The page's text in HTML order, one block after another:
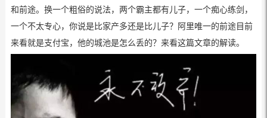
和前途。换一个粗俗的说法，两个霸主都有儿子，一个痴心练剑，
一个不太专心，你说是比家产多还是比儿子？阿里唯一的前途目前
来看就是支付宝，他的城池是怎么丢的？来看这篇文章的解读。